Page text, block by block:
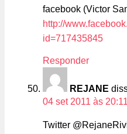
facebook (Victor
http://
id=717435845
Responder
REJANE
04 set 2011 às 20:11
Twitter